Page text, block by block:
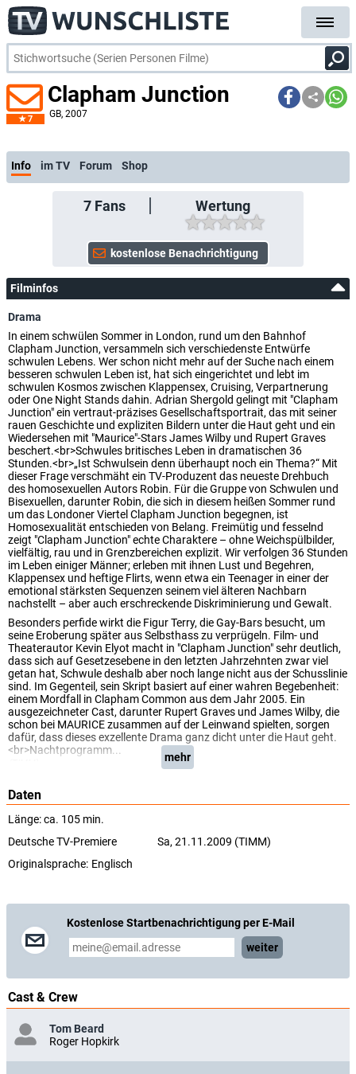
7
Clapham Junction
GB, 2007
Info im TV Forum Shop
7Fans Wertung
Filminfos
Drama
In einem schwülen Sommer in London, rund um den Bahnhof
Clapham Junction, versammeln sich verschiedenste Entwürfe
schwulen Lebens. Wer schon nicht mehr auf der Suche nach einem
besseren schwulen Leben ist, hat sich eingerichtet und lebt im
schwulen Kosmos zwischen Klappensex, Cruising, Verpartnerung
oder One Night Stands dahin. Adrian Shergold gelingt mit "Clapham
Junction" ein vertraut-präzises Gesellschaftsportrait, das mit seiner
rauen Geschichte und expliziten Bildern unter die Haut geht und ein
Wiedersehen mit "Maurice"-Stars James Wilby und Rupert Graves
beschert.<br>Schwules britisches Leben in dramatischen 36
Stunden.<br>„Ist Schwulsein denn überhaupt noch ein Thema?“ Mit
dieser Frage verschmäht ein TV-Produzent das neueste Drehbuch
des homosexuellen Autors Robin. Für die Gruppe von Schwulen und
Bisexuellen, darunter Robin, die sich in diesem heißen Sommer rund
um das Londoner Viertel Clapham Junction begegnen, ist
Homosexualität entschieden von Belang. Freimütig und fesselnd
zeigt "Clapham Junction" echte Charaktere – ohne Weichspülbilder,
vielfältig, rau und in Grenzbereichen explizit. Wir verfolgen 36 Stunden
im Leben einiger Männer; erleben mit ihnen Lust und Begehren,
Klappensex und heftige Flirts, wenn etwa ein Teenager in einer der
emotional stärksten Sequenzen seinem viel älteren Nachbarn
nachstellt – aber auch erschreckende Diskriminierung und Gewalt.
Besonders perfide wirkt die Figur Terry, die Gay-Bars besucht, um
seine Eroberung später aus Selbsthass zu verprügeln. Film- und
Theaterautor Kevin Elyot macht in "Clapham Junction" sehr deutlich,
dass sich auf Gesetzesebene in den letzten Jahrzehnten zwar viel
getan hat, Schwule deshalb aber noch lange nicht aus der Schusslinie
sind. Im Gegenteil, sein Skript basiert auf einer wahren Begebenheit:
einem Mordfall in Clapham Common aus dem Jahr 2005. Ein
ausgezeichneter Cast, darunter Rupert Graves und James Wilby, die
schon bei MAURICE zusammen auf der Leinwand spielten, sorgen
dafür, dass dieses exzellente Drama ganz dicht unter die Haut geht.
<br>Nachtprogramm...
mehr
Daten
Länge: ca. 105 min.
Deutsche TV-Premiere
Sa, 21.11.2009 (TIMM)
Originalsprache: Englisch
Kostenlose Startbenachrichtigung per E-Mail
weiter
Cast & Crew
Tom Beard
Roger Hopkirk